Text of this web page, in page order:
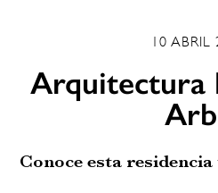
10 ABRIL
Arquitectura
Conoce esta